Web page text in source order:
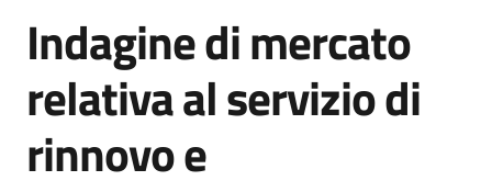
strumenti
Supporto
Salta al contenuto
Indagine di mercato
relativa al servizio di
rinnovo e